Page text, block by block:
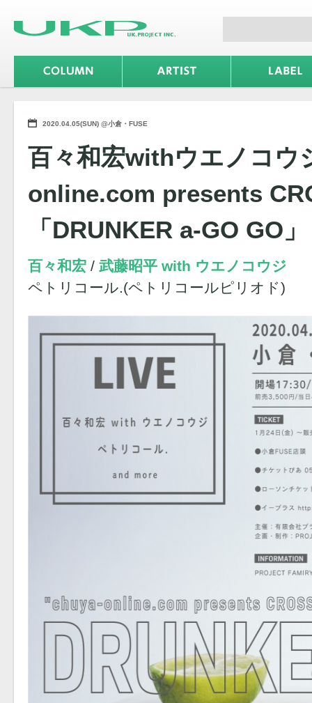
2020.04.05(SUN) @小倉・FUSE
百々和宏withウエノコウ
online.com presents
「DRUNKER a-GO GO」
百々和宏
武藤昭平 with ウエノコウジ
ペトリコール.(ペトリコールピリオド)